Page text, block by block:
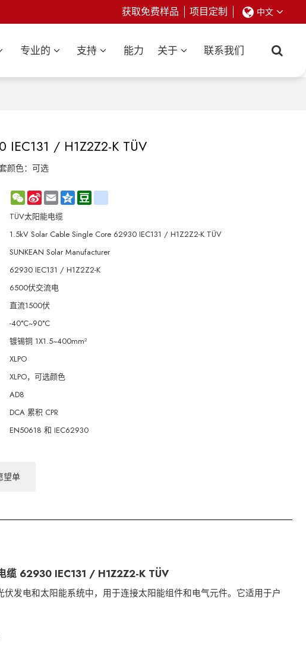
获取免费样品 项目定制 中文
专业的 支持 能力 关于 联系我们
IEC131 / H1Z2Z2-K TÜV
颜色：可选
WeChat
Sina
Weibo
Email QzoneDouban
TÜV太阳能电缆
1.5kV Solar Cable Single Core 62930 IEC131 / H1Z2Z2-K TÜV
SUNKEAN Solar Manufacturer
62930 IEC131 / H1Z2Z2-K
6500伏交流电
直流1500伏
-40°C~90°C
镀锡铜 1X1.5~400mm²
XLPO
XLPO，可选颜色
AD8
DCA 累积 CPR
EN50618 和 IEC62930
望单
缆 62930 IEC131 / H1Z2Z2-K TÜV
伏发电和太阳能系统中，用于连接太阳能组件和电气元件。它适用于户